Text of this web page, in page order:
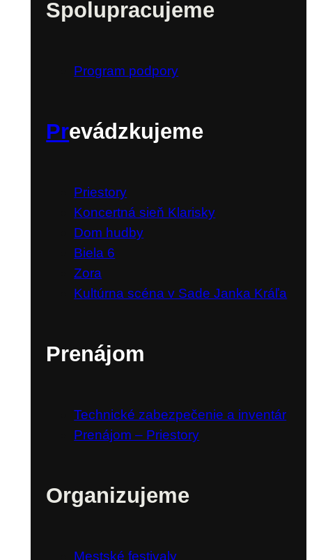
Spolupracujeme
Program podpory
Prevádzkujeme
Priestory
Koncertná sieň Klarisky
Dom hudby
Biela 6
Zora
Kultúrna scéna v Sade Janka Kráľa
Prenájom
Technické zabezpečenie a inventár
Prenájom – Priestory
Organizujeme
Mestské festivaly